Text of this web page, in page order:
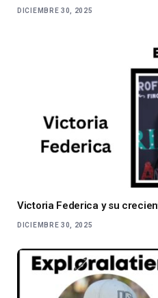
DICIEMBRE 30, 2025
Victoria Federica y su
DICIEMBRE 30, 2025